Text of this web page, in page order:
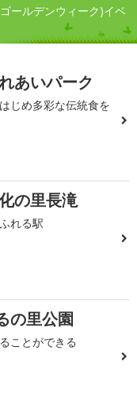
ールデンウィーク)イベ
あいパーク
じめ多彩な伝統食を
の里長滝
れる駅
の里公園
ことができる